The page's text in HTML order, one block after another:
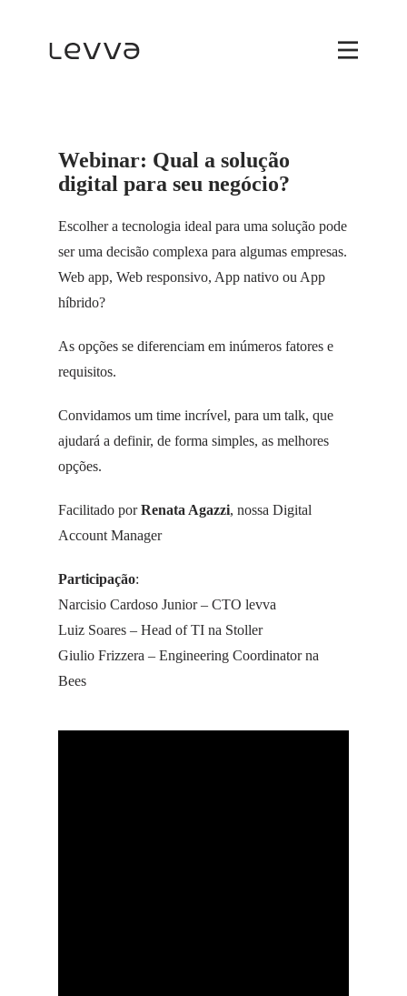
Webinar: Qual a solução
digital para seu negócio?
Escolher a tecnologia ideal para uma solução pode
ser uma decisão complexa para algumas empresas.
Web app, Web responsivo, App nativo ou App
híbrido?
As opções se diferenciam em inúmeros fatores e
requisitos.
Convidamos um time incrível, para um talk, que
ajudará a definir, de forma simples, as melhores
opções.
Facilitado porRenata Agazzi, nossa Digital
Account Manager
Participação:
Narcisio Cardoso Junior – CTO levva
Luiz Soares – Head of TI na Stoller
Giulio Frizzera – Engineering Coordinator na
Bees